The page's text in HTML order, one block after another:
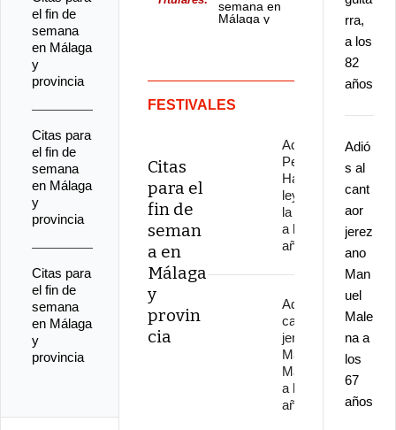
semana en
Málaga y
FESTIVALES
Citas
para el
fin de
seman
a en
Málaga
y
provin
cia
Adiós a
Pepe
Habichuela,
leyenda de
la guitarra,
a los 82
años
Adiós al
cantaor
jerezano
Manuel
Malena
a los 67
años
rra,
a los
82
años
Adió
s al
cant
aor
jerez
ano
Man
uel
Male
na a
los
67
años
el fin de
semana
en Málaga
y
provincia
Citas para
el fin de
semana
en Málaga
y
provincia
Citas para
el fin de
semana
en Málaga
y
provincia